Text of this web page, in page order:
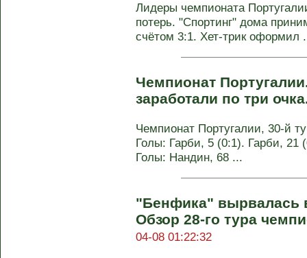
Лидеры чемпионата
потерь. "Спортинг" дома
счётом 3:1. Хет-трик оформил
Чемпионат
заработали по три
Чемпионат Португалии, 30-й
Голы: Гарби, 5 (0:1). Гарби, 21
Голы: Нандин, 68 ...
"Бенфика" вырвалась
Обзор 28-го тура
04-08 01:22:32